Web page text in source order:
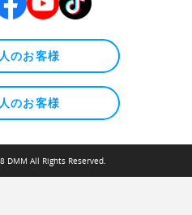
のお客様
のお客様
DMM All Rights Reserved.